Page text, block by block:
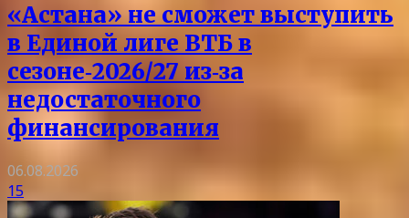
«Астана» не сможет выступить
в Единой лиге ВТБ в
сезоне‑2026/27 из‑за
недостаточного
финансирования
06.08.2026
15